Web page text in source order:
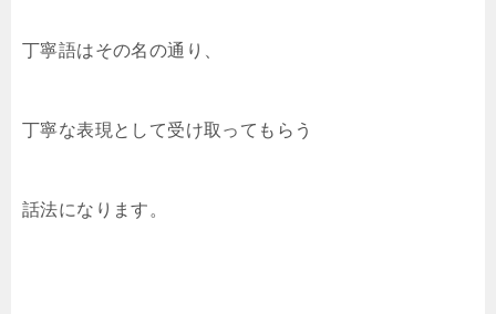
丁寧語はその名の通り、
丁寧な表現として受け取ってもらう
話法になります。